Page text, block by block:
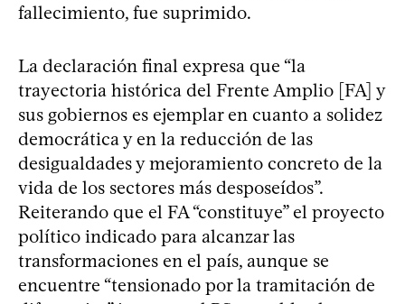
fallecimiento, fue suprimido.
La declaración final expresa que “la
trayectoria histórica del Frente Amplio [FA] y
sus gobiernos es ejemplar en cuanto a solidez
democrática y en la reducción de las
desigualdades y mejoramiento concreto de la
vida de los sectores más desposeídos”.
Reiterando que el FA “constituye” el proyecto
político indicado para alcanzar las
transformaciones en el país, aunque se
encuentre “tensionado por la tramitación de